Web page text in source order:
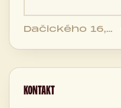
Dačického 16,
Husovice, 430
KONTAKT